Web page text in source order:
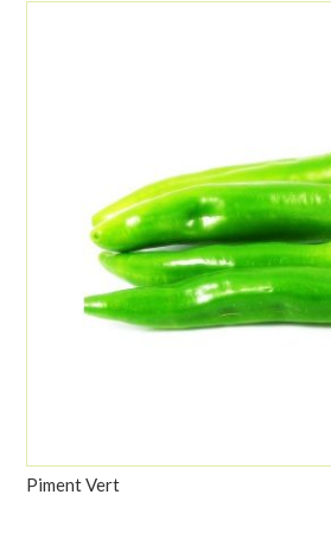
Piment Vert